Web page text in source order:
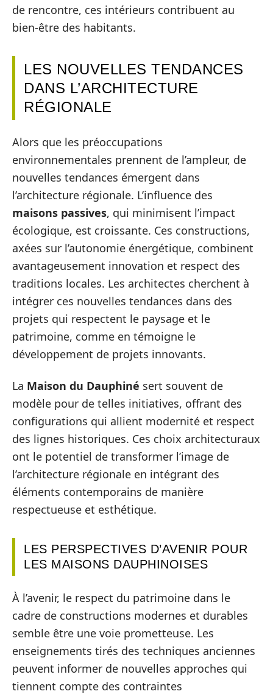
de rencontre, ces intérieurs contribuent au
bien-être des habitants.
LES NOUVELLES TENDANCES
DANS L’ARCHITECTURE
RÉGIONALE
Alors que les préoccupations
environnementales prennent de l’ampleur, de
nouvelles tendances émergent dans
l’architecture régionale. L’influence des
maisons passives, qui minimisent l’impact
écologique, est croissante. Ces constructions,
axées sur l’autonomie énergétique, combinent
avantageusement innovation et respect des
traditions locales. Les architectes cherchent à
intégrer ces nouvelles tendances dans des
projets qui respectent le paysage et le
patrimoine, comme en témoigne le
développement de projets innovants.
La Maison du Dauphiné sert souvent de
modèle pour de telles initiatives, offrant des
configurations qui allient modernité et respect
des lignes historiques. Ces choix architecturaux
ont le potentiel de transformer l’image de
l’architecture régionale en intégrant des
éléments contemporains de manière
respectueuse et esthétique.
LES PERSPECTIVES D’AVENIR POUR
LES MAISONS DAUPHINOISES
À l’avenir, le respect du patrimoine dans le
cadre de constructions modernes et durables
semble être une voie prometteuse. Les
enseignements tirés des techniques anciennes
peuvent informer de nouvelles approches qui
tiennent compte des contraintes